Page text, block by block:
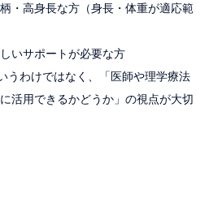
・高身長な方（身長・体重が適応範
いサポートが必要な方
うわけではなく、「医師や理学療法
活用できるかどうか」の視点が大切